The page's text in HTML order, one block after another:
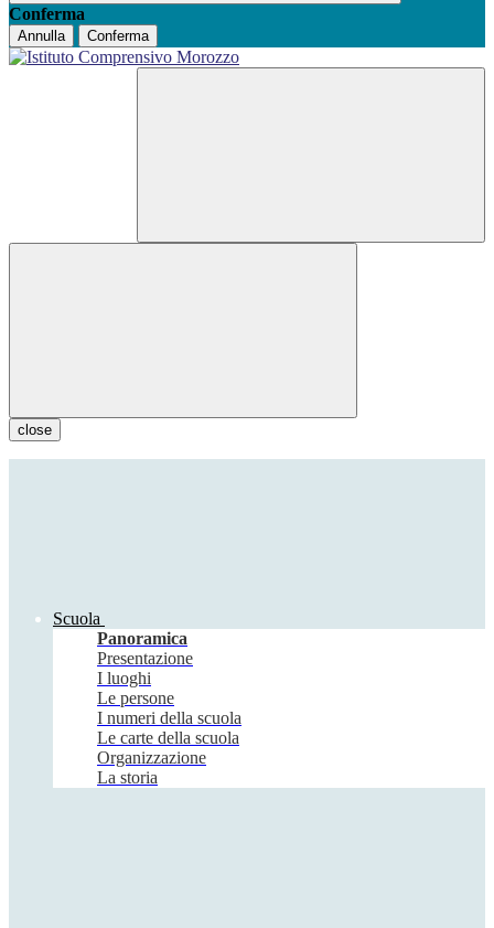
Conferma
Annulla Conferma
close
Scuola
Panoramica
Presentazione
I luoghi
Le persone
I numeri della scuola
Le carte della scuola
Organizzazione
La storia